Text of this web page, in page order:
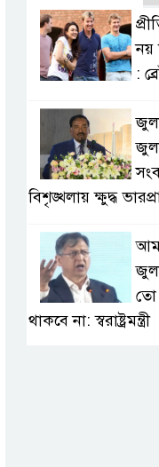
নয়
:
বিশৃঙ্খলায় ক্ষুদ্ধ
তো
থাকবে না: স্বরাষ্ট্রমন্ত্রী